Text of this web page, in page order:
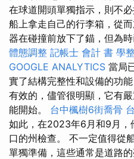
在球道開頭單獨指示，則不
船上拿走自己的行李箱，從
器在碰撞前放下了錨，但為
體態調整 記帳士 會計 書 學
GOOGLE ANALYTICS 當局
實了結構完整性和設備的功
有效的，儘管很明顯，它有
能開始。 台中楓樹6街喬骨
如此，在2023年6月和9月，
口的州檢查。 不一定值得從
單獨準備，這些通常是道路